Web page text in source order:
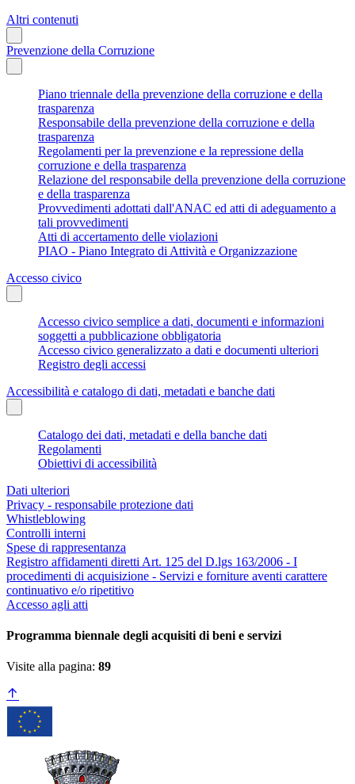
Altri contenuti
Prevenzione della Corruzione
Piano triennale della prevenzione della corruzione e della
trasparenza
Responsabile della prevenzione della corruzione e della
trasparenza
Regolamenti per la prevenzione e la repressione della
corruzione e della trasparenza
Relazione del responsabile della prevenzione della corruzione
e della trasparenza
Provvedimenti adottati dall'ANAC ed atti di adeguamento a
tali provvedimenti
Atti di accertamento delle violazioni
PIAO - Piano Integrato di Attività e Organizzazione
Accesso civico
Accesso civico semplice a dati, documenti e informazioni
soggetti a pubblicazione obbligatoria
Accesso civico generalizzato a dati e documenti ulteriori
Registro degli accessi
Accessibilità e catalogo di dati, metadati e banche dati
Catalogo dei dati, metadati e della banche dati
Regolamenti
Obiettivi di accessibilità
Dati ulteriori
Privacy - responsabile protezione dati
Whistleblowing
Controlli interni
Spese di rappresentanza
Registro affidamenti diretti Art. 125 del D.lgs 163/2006 - I
procedimenti di acquisizione - Servizi e forniture aventi carattere
continuativo e/o ripetitivo
Accesso agli atti
Programma biennale degli acquisiti di beni e servizi
Visite alla pagina: 89